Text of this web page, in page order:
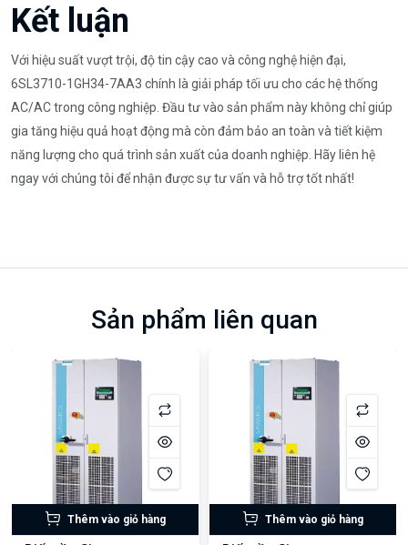
Kết luận
Với hiệu suất vượt trội, độ tin cậy cao và công nghệ hiện đại,
6SL3710-1GH34-7AA3 chính là giải pháp tối ưu cho các hệ thống
AC/AC trong công nghiệp. Đầu tư vào sản phẩm này không chỉ giúp
gia tăng hiệu quả hoạt động mà còn đảm bảo an toàn và tiết kiệm
năng lượng cho quá trình sản xuất của doanh nghiệp. Hãy liên hệ
ngay với chúng tôi để nhận được sự tư vấn và hỗ trợ tốt nhất!
Sản phẩm liên quan
Thêm vào giỏ hàng Thêm vào giỏ hàng